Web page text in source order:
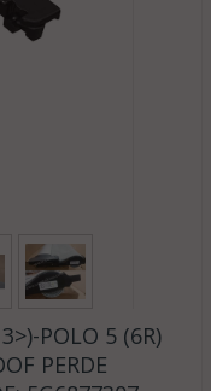
POLO 5 (6R)
PERDE